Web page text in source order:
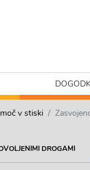
v stiski
DROGAMI